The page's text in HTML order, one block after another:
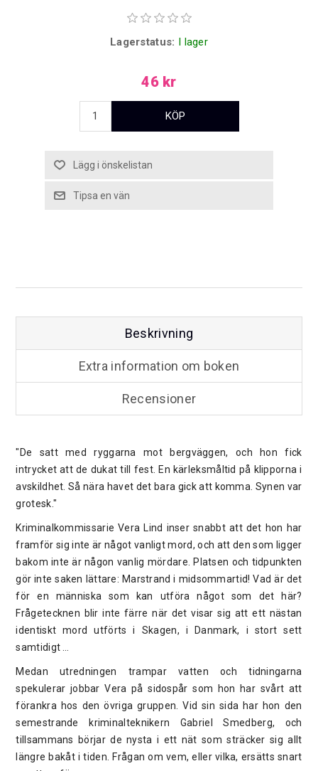
Lagerstatus: I lager
46 kr
Beskrivning
Extra information om boken
Recensioner
"De satt med ryggarna mot bergväggen, och hon fick
intrycket att de dukat till fest. En kärleksmåltid på klipporna i
avskildhet. Så nära havet det bara gick att komma. Synen var
grotesk."
Kriminalkommissarie Vera Lind inser snabbt att det hon har
framför sig inte är något vanligt mord, och att den som ligger
bakom inte är någon vanlig mördare. Platsen och tidpunkten
gör inte saken lättare: Marstrand i midsommartid! Vad är det
för en människa som kan utföra något som det här?
Frågetecknen blir inte färre när det visar sig att ett nästan
identiskt mord utförts i Skagen, i Danmark, i stort sett
samtidigt …
Medan utredningen trampar vatten och tidningarna
spekulerar jobbar Vera på sidospår som hon har svårt att
förankra hos den övriga gruppen. Vid sin sida har hon den
semestrande kriminalteknikern Gabriel Smedberg, och
tillsammans börjar de nysta i ett nät som sträcker sig allt
längre bakåt i tiden. Frågan om vem, eller vilka, ersätts snart